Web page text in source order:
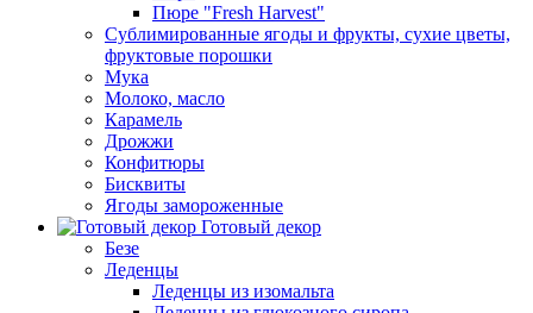
Пюре "Fresh Harvest"
Сублимированные ягоды и фрукты, сухие цветы,
фруктовые порошки
Мука
Молоко, масло
Карамель
Дрожжи
Конфитюры
Бисквиты
Ягоды замороженные
Готовый декор
Безе
Леденцы
Леденцы из изомальта